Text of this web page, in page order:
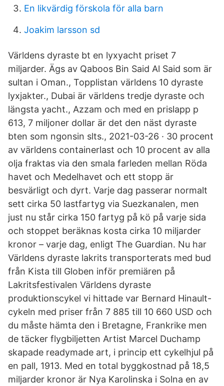
En likvärdig förskola för alla barn
Joakim larsson sd
Världens dyraste bt en lyxyacht priset 7
miljarder. Ägs av Qaboos Bin Said Al Said som är
sultan i Oman., Topplistan världens 10 dyraste
lyxjakter., Dubai är världens tredje dyraste och
längsta yacht., Azzam och med en prislapp p
613, 7 miljoner dollar är det den näst dyraste
bten som ngonsin slts., 2021-03-26 · 30 procent
av världens containerlast och 10 procent av alla
olja fraktas via den smala farleden mellan Röda
havet och Medelhavet och ett stopp är
besvärligt och dyrt. Varje dag passerar normalt
sett cirka 50 lastfartyg via Suezkanalen, men
just nu står cirka 150 fartyg på kö på varje sida
och stoppet beräknas kosta cirka 10 miljarder
kronor – varje dag, enligt The Guardian. Nu har
Världens dyraste lakrits transporterats med bud
från Kista till Globen inför premiären på
Lakritsfestivalen Världens dyraste
produktionscykel vi hittade var Bernard Hinault-
cykeln med priser från 7 885 till 10 660 USD och
du måste hämta den i Bretagne, Frankrike men
de täcker flygbiljetten Artist Marcel Duchamp
skapade readymade art, i princip ett cykelhjul på
en pall, 1913. Med en total byggkostnad på 18,5
miljarder kronor är Nya Karolinska i Solna en av